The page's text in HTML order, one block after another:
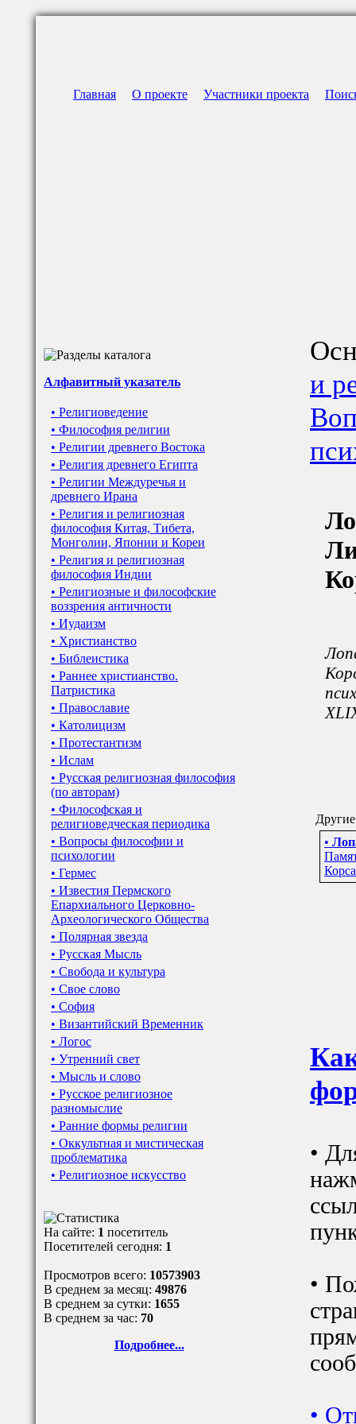
Главная О проекте Участники проекта
Алфавитный указатель
• Религиоведение
• Философия религии
• Религии древнего Востока
• Религия древнего Египта
• Религии Междуречья и
древнего Ирана
• Религия и религиозная
философия Китая, Тибета,
Монголии, Японии и Кореи
• Религия и религиозная
философия Индии
• Религиозные и философские
воззрения античности
• Иудаизм
• Христианство
• Библеистика
• Раннее христианство.
Патристика
• Православие
• Католицизм
• Протестантизм
• Ислам
• Русская религиозная философия
(по авторам)
• Философская и
религиоведческая периодика
• Вопросы философии и
психологии
• Гермес
• Известия Пермского
Епархиального Церковно-
Археологического Общества
• Полярная звезда
• Русская Мысль
• Свобода и культура
• Свое слово
• София
• Византийский Временник
• Логос
• Утренний свет
• Мысль и слово
• Русское религиозное
разномыслие
• Ранние формы религии
• Оккультная и мистическая
проблематика
• Религиозное искусство
На сайте: 1 посетитель
Посетителей сегодня: 1
Просмотров всего: 10573903
В среднем за месяц: 49876
В среднем за сутки: 1655
В среднем за час: 70
Подробнее...
и
•
•
•
•